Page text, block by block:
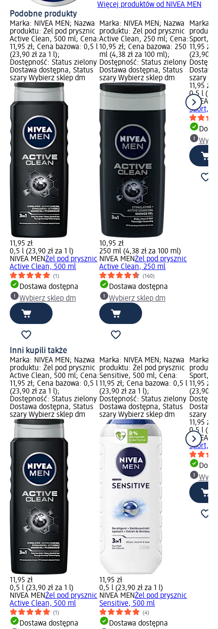
Więcej produktów od NIVEA MEN
Podobne produkty
Marka: NIVEA MEN; Nazwa
produktu: Żel pod prysznic
Active Clean, 500 ml; Cena:
11,95 zł; Cena bazowa: 0,5 l
(23,90 zł za 1 l);
Dostępność: Status zielony
Dostawa dostępna, Status
szary Wybierz sklep dm
11,95 zł
0,5 l (23,90 zł za 1 l)
NIVEA MENŻel pod prysznic
Active Clean, 500 ml
(1)
Dostawa dostępna
Wybierz sklep dm
Marka: NIVEA MEN; Nazwa
produktu: Żel pod prysznic
Active Clean, 250 ml; Cena:
10,95 zł; Cena bazowa: 250
ml (4,38 zł za 100 ml);
Dostępność: Status zielony
Dostawa dostępna, Status
szary Wybierz sklep dm
10,95 zł
250 ml (4,38 zł za 100 ml)
NIVEA MENŻel pod prysznic
Active Clean, 250 ml
(160)
Dostawa dostępna
Wybierz sklep dm
Marka:
Sport,
11,95
(23,90
szary
11,95 zł
0,5 l
NIVEA
Sport,
Inni kupili także
Marka: NIVEA MEN; Nazwa
produktu: Żel pod prysznic
Active Clean, 500 ml; Cena:
11,95 zł; Cena bazowa: 0,5 l
(23,90 zł za 1 l);
Dostępność: Status zielony
Dostawa dostępna, Status
szary Wybierz sklep dm
11,95 zł
0,5 l (23,90 zł za 1 l)
NIVEA MENŻel pod prysznic
Active Clean, 500 ml
(1)
Dostawa dostępna
Marka: NIVEA MEN; Nazwa
produktu: Żel pod prysznic
Sensitive, 500 ml; Cena:
11,95 zł; Cena bazowa: 0,5 l
(23,90 zł za 1 l);
Dostępność: Status zielony
Dostawa dostępna, Status
szary Wybierz sklep dm
11,95 zł
0,5 l (23,90 zł za 1 l)
NIVEA MENŻel pod prysznic
Sensitive, 500 ml
(4)
Dostawa dostępna
Marka:
Sport,
11,95
(23,90
szary
11,95 zł
0,5 l
NIVEA
Sport,